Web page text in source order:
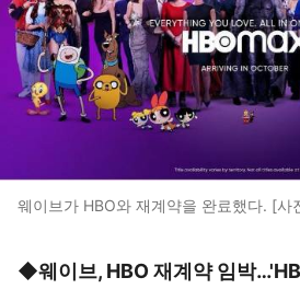
웨이브가 HBO와 재계약을 완료했다. [사
◆웨이브, HBO 재계약 임박